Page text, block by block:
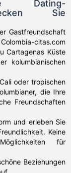
Dating-
Sie
Gastfreundschaft
citas.com
Cartagenas Küste
kolumbianischen
oder tropischen
die Ihre
Freundschaften
und erleben Sie
Keine
für
Beziehungen